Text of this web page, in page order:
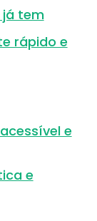
tem
rápido e
e
e